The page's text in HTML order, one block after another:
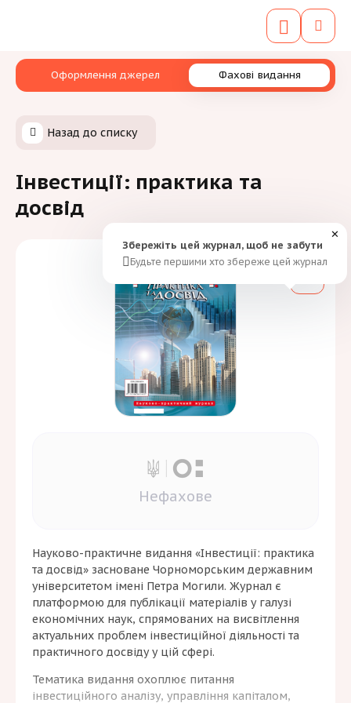
Оформлення джерел Фахові видання
Назад до списку
Інвестиції: практика та
досвід
Науково-практичне видання «Інвестиції: практика
та досвід» засноване Чорноморським державним
університетом імені Петра Могили. Журнал є
платформою для публікації матеріалів у галузі
економічних наук, спрямованих на висвітлення
актуальних проблем інвестиційної діяльності та
практичного досвіду у цій сфері.
Тематика видання охоплює питання
інвестиційного аналізу, управління капіталом,
Нефахове
Збережіть цей журнал, щоб не забути
Будьте першими хто збереже цей журнал
✕